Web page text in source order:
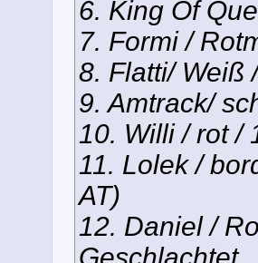
6. King Of
7. Formi /
8. Flatti/ Weiß
9. Amtrack/
10. Willi / rot /
11. Lolek /
AT)
12. Daniel /